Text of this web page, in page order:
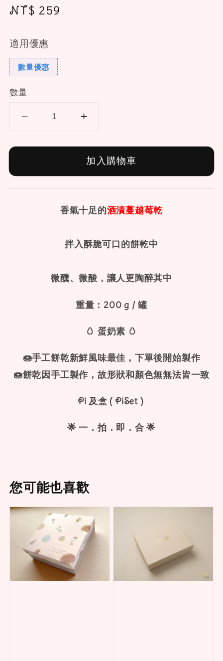
Regular
NT$ 259
適用優惠
數量優惠
數量
加入購物車
香氣十足的酒漬蔓越莓乾
拌入酥脆可口的餅乾中
微醺、微酸，讓人更陶醉其中
重量：200 g / 罐
🥚 蛋奶素 🥚
🍩手工餅乾新鮮風味最佳，下單後開始製作
🍩餅乾因手工製作，故形狀和顏色無無法皆一致
Pi 及盒 ( PiSet )
🌟 一．拍．即．合 🌟
您可能也喜歡